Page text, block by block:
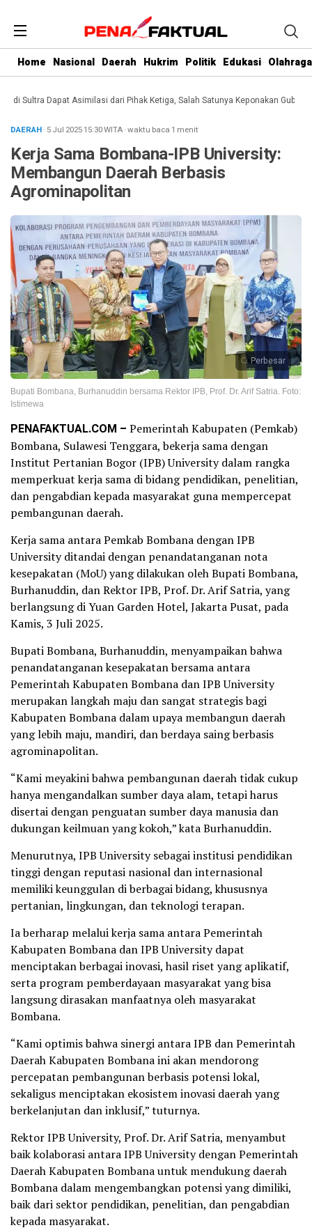
Home Nasional Daerah Hukrim Politik Edukasi Olahraga
Dapat Asimilasi dari Pihak Ketiga, Salah Satunya Keponakan Gubernur
DAERAH· 5 Jul 202515:30WITA·waktu baca 1 menit
Kerja Sama Bombana-IPB University:
Membangun Daerah Berbasis
Agrominapolitan
Perbesar
Bupati Bombana, Burhanuddin bersama Rektor IPB, Prof. Dr. Arif Satria. Foto:
Istimewa
PENAFAKTUAL.COM – Pemerintah Kabupaten (Pemkab)
Bombana, Sulawesi Tenggara, bekerja sama dengan
Institut Pertanian Bogor (IPB) University dalam rangka
memperkuat kerja sama di bidang pendidikan, penelitian,
dan pengabdian kepada masyarakat guna mempercepat
pembangunan daerah.
Kerja sama antara Pemkab Bombana dengan IPB
University ditandai dengan penandatanganan nota
kesepakatan (MoU) yang dilakukan oleh Bupati Bombana,
Burhanuddin, dan Rektor IPB, Prof. Dr. Arif Satria, yang
berlangsung di Yuan Garden Hotel, Jakarta Pusat, pada
Kamis, 3 Juli 2025.
Bupati Bombana, Burhanuddin, menyampaikan bahwa
penandatanganan kesepakatan bersama antara
Pemerintah Kabupaten Bombana dan IPB University
merupakan langkah maju dan sangat strategis bagi
Kabupaten Bombana dalam upaya membangun daerah
yang lebih maju, mandiri, dan berdaya saing berbasis
agrominapolitan.
“Kami meyakini bahwa pembangunan daerah tidak cukup
hanya mengandalkan sumber daya alam, tetapi harus
disertai dengan penguatan sumber daya manusia dan
dukungan keilmuan yang kokoh,” kata Burhanuddin.
Menurutnya, IPB University sebagai institusi pendidikan
tinggi dengan reputasi nasional dan internasional
memiliki keunggulan di berbagai bidang, khususnya
pertanian, lingkungan, dan teknologi terapan.
Ia berharap melalui kerja sama antara Pemerintah
Kabupaten Bombana dan IPB University dapat
menciptakan berbagai inovasi, hasil riset yang aplikatif,
serta program pemberdayaan masyarakat yang bisa
langsung dirasakan manfaatnya oleh masyarakat
Bombana.
“Kami optimis bahwa sinergi antara IPB dan Pemerintah
Daerah Kabupaten Bombana ini akan mendorong
percepatan pembangunan berbasis potensi lokal,
sekaligus menciptakan ekosistem inovasi daerah yang
berkelanjutan dan inklusif,” tuturnya.
Rektor IPB University, Prof. Dr. Arif Satria, menyambut
baik kolaborasi antara IPB University dengan Pemerintah
Daerah Kabupaten Bombana untuk mendukung daerah
Bombana dalam mengembangkan potensi yang dimiliki,
baik dari sektor pendidikan, penelitian, dan pengabdian
kepada masyarakat.